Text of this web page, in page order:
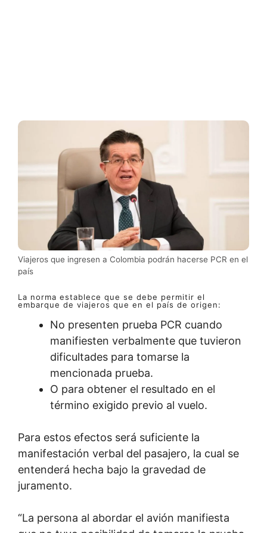
Viajeros que ingresen a Colombia podrán hacerse PCR en el
país
La norma establece que se debe permitir el
embarque de viajeros que en el país de origen:
No presenten prueba PCR cuando
manifiesten verbalmente que tuvieron
dificultades para tomarse la
mencionada prueba.
O para obtener el resultado en el
término exigido previo al vuelo.
Para estos efectos será suficiente la
manifestación verbal del pasajero, la cual se
entenderá hecha bajo la gravedad de
juramento.
“La persona al abordar el avión manifiesta